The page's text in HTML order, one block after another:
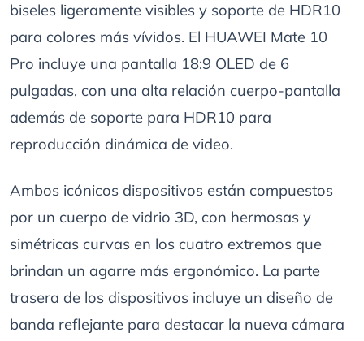
biseles ligeramente visibles y soporte de HDR10
para colores más vívidos. El HUAWEI Mate 10
Pro incluye una pantalla 18:9 OLED de 6
pulgadas, con una alta relación cuerpo-pantalla
además de soporte para HDR10 para
reproducción dinámica de video.
Ambos icónicos dispositivos están compuestos
por un cuerpo de vidrio 3D, con hermosas y
simétricas curvas en los cuatro extremos que
brindan un agarre más ergonómico. La parte
trasera de los dispositivos incluye un diseño de
banda reflejante para destacar la nueva cámara